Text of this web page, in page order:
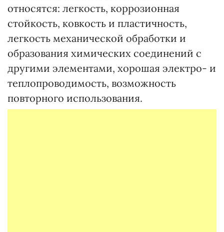
относятся: легкость, коррозионная
стойкость, ковкость и пластичность,
легкость механической обработки и
образования химических соединений с
другими элементами, хорошая электро- и
теплопроводимость, возможность
повторного использования.